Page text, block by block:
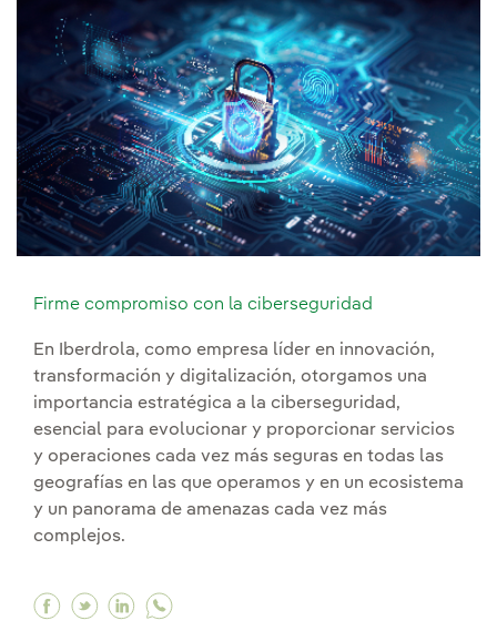
Firme compromiso con la ciberseguridad
En Iberdrola, como empresa líder en innovación,
transformación y digitalización, otorgamos una
importancia estratégica a la ciberseguridad,
esencial para evolucionar y proporcionar servicios
y operaciones cada vez más seguras en todas las
geografías en las que operamos y en un ecosistema
y un panorama de amenazas cada vez más
complejos.
Facebook Firme compromiso con la
Twitter Firme compromiso con la
Linkedin Firme compromiso con la